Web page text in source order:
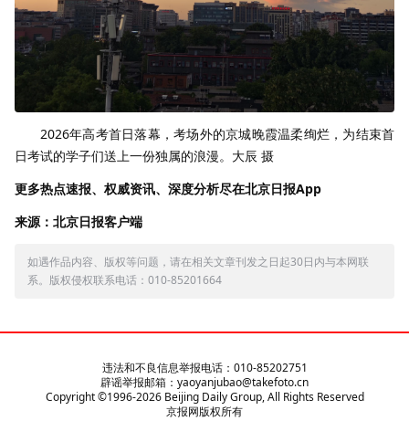
2026年高考首日落幕，考场外的京城晚霞温柔绚烂，为结束首
日考试的学子们送上一份独属的浪漫。大辰 摄
更多热点速报、权威资讯、深度分析尽在北京日报App
来源：北京日报客户端
如遇作品内容、版权等问题，请在相关文章刊发之日起30日内与本网联
系。版权侵权联系电话：010-85201664
违法和不良信息举报电话：010-85202751
辟谣举报邮箱：yaoyanjubao@takefoto.cn
Copyright ©1996-2026Beijing Daily Group, All Rights Reserved
京报网版权所有